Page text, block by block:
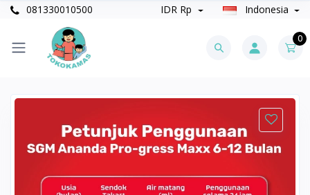
081330010500 IDR Rp Indonesia
0